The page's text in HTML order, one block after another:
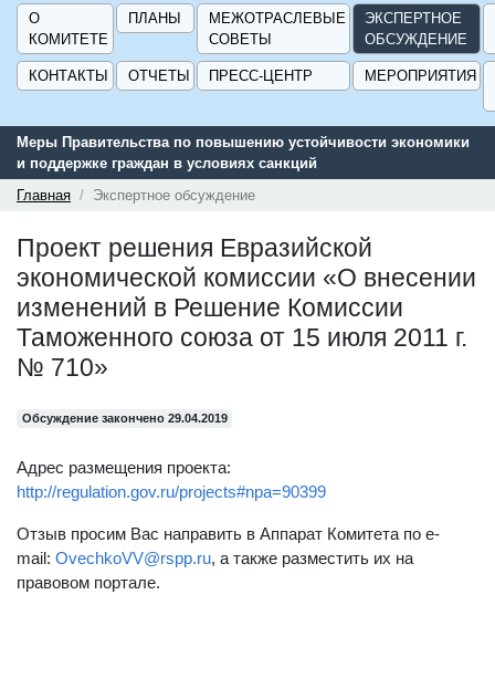
О
КОМИТЕТЕ
ПЛАНЫ
МЕЖОТРАСЛЕВЫЕ
СОВЕТЫ
ЭКСПЕРТНОЕ
ОБСУЖДЕНИЕ
КОНТАКТЫ ОТЧЕТЫ ПРЕСС-ЦЕНТР МЕРОПРИЯТИЯ
Меры Правительства по повышению устойчивости экономики
и поддержке граждан в условиях санкций
Главная
Экспертное обсуждение
Проект решения Евразийской
экономической комиссии «О внесении
изменений в Решение Комиссии
Таможенного союза от 15 июля 2011 г.
№ 710»
Обсуждение закончено 29.04.2019
Адрес размещения проекта:
http://regulation.gov.ru/projects#npa=90399
Отзыв просим Вас направить в Аппарат Комитета по e-
mail: OvechkoVV@rspp.ru, а также разместить их на
правовом портале.